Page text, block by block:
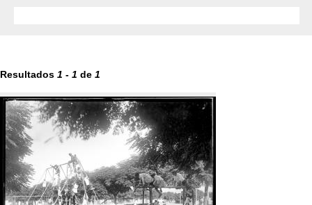
Resultados 1 - 1 de 1